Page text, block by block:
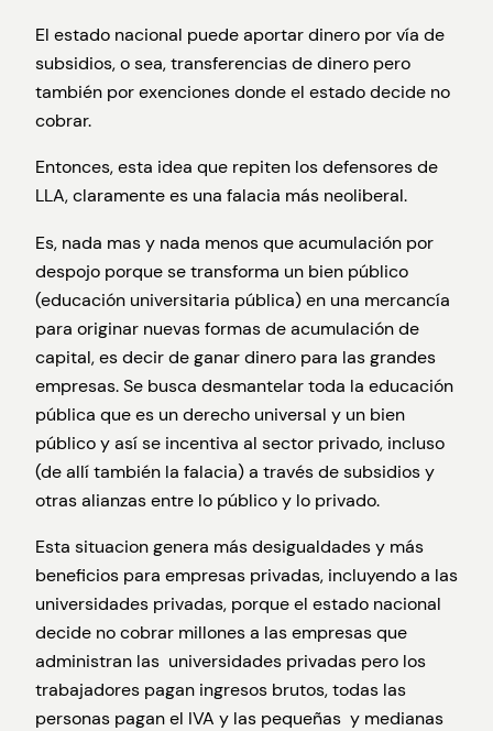
El estado nacional puede aportar dinero por vía de
subsidios, o sea, transferencias de dinero pero
también por exenciones donde el estado decide no
cobrar.
Entonces, esta idea que repiten los defensores de
LLA, claramente es una falacia más neoliberal.
Es, nada mas y nada menos que acumulación por
despojo porque se transforma un bien público
(educación universitaria pública) en una mercancía
para originar nuevas formas de acumulación de
capital, es decir de ganar dinero para las grandes
empresas. Se busca desmantelar toda la educación
pública que es un derecho universal y un bien
público y así se incentiva al sector privado, incluso
(de allí también la falacia) a través de subsidios y
otras alianzas entre lo público y lo privado.
Esta situacion genera más desigualdades y más
beneficios para empresas privadas, incluyendo a las
universidades privadas, porque el estado nacional
decide no cobrar millones a las empresas que
administran las universidades privadas pero los
trabajadores pagan ingresos brutos, todas las
personas pagan el IVA y las pequeñas y medianas